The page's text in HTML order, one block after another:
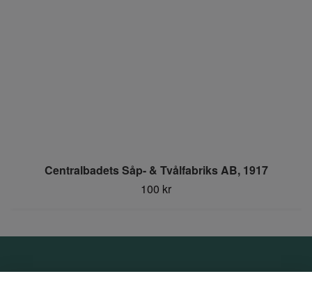
Centralbadets Såp- & Tvålfabriks AB, 1917
100 kr